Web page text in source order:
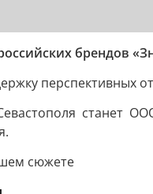
брендов
перспективных
станет
сюжете